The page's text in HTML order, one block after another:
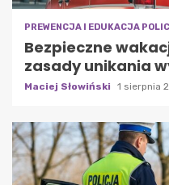
PREWENCJA I EDUKACJA
Bezpieczne
zasady unikania
Maciej Słowiński 1 sierpnia